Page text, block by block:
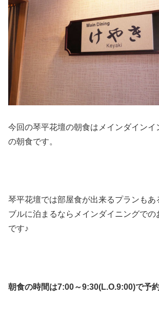
今回の琴平花壇の朝食はメインダインイ
の朝食です。
琴平花壇では部屋食が出来るプランもあ
ブルに泊まるならメインダイニングでの
です♪
朝食の時間は7:00～9:30(L.O.9:00)で予約